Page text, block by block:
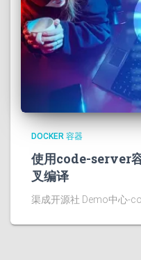
DOCKER 容器
使用code-server
叉编译
渠成开源社 Demo中心-